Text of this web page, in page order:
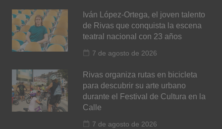
Iván López-Ortega, el joven talento
de Rivas que conquista la escena
teatral nacional con 23 años
7 de agosto de 2026
Rivas organiza rutas en bicicleta
para descubrir su arte urbano
durante el Festival de Cultura en la
Calle
7 de agosto de 2026